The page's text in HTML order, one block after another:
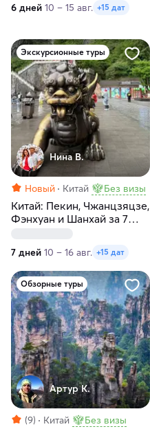
6 дней 10 – 15 авг. +15 дат
Экскурсионные туры
Нина В.
Новый Китай Без визы
Китай: Пекин, Чжанцзяцзе,
Фэнхуан и Шанхай за 7
7 дней 10 – 16 авг. +15 дат
Обзорные туры
Артур К.
(9) Китай Без визы